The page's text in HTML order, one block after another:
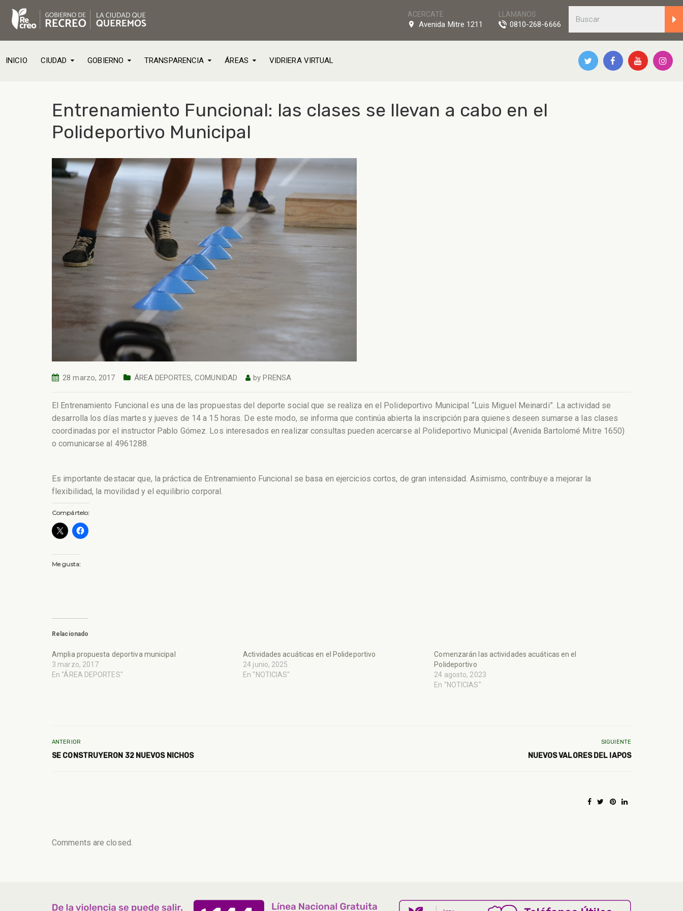
LLAMANOS
0810-268-6666
ACERCATE
Avenida Mitre 1211
INICIO CIUDAD GOBIERNO TRANSPARENCIA ÁREAS VIDRIERA VIRTUAL
Entrenamiento Funcional: las clases se llevan a cabo en el
Polideportivo Municipal
28 marzo, 2017 ÁREA DEPORTES,COMUNIDAD byPRENSA
El Entrenamiento Funcional es una de las propuestas del deporte social que se realiza en el Polideportivo Municipal “Luis Miguel Meinardi”. La actividad se
desarrolla los días martes y jueves de 14 a 15 horas. De este modo, se informa que continúa abierta la inscripción para quienes deseen sumarse a las clases
coordinadas por el instructor Pablo Gómez. Los interesados en realizar consultas pueden acercarse al Polideportivo Municipal (Avenida Bartolomé Mitre 1650)
o comunicarse al 4961288.
Es importante destacar que, la práctica de Entrenamiento Funcional se basa en ejercicios cortos, de gran intensidad. Asimismo, contribuye a mejorar la
flexibilidad, la movilidad y el equilibrio corporal.
Compártelo:
Me gusta:
Relacionado
Amplia propuesta deportiva municipal
3 marzo, 2017
En "ÁREA DEPORTES"
Actividades acuáticas en el Polideportivo
24 junio, 2025
En "NOTICIAS"
Comenzarán las actividades acuáticas en el
Polideportivo
24 agosto, 2023
En "NOTICIAS"
ANTERIOR
SE CONSTRUYERON 32 NUEVOS NICHOS
SIGUIENTE
NUEVOS VALORES DEL IAPOS
Comments are closed.